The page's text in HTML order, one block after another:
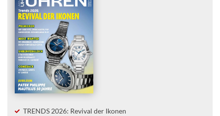
TRENDS 2026: Revival der Ikonen